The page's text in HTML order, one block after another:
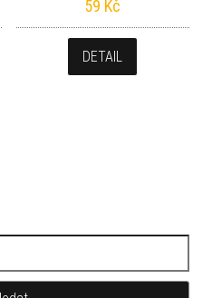
59 Kč
DETAIL